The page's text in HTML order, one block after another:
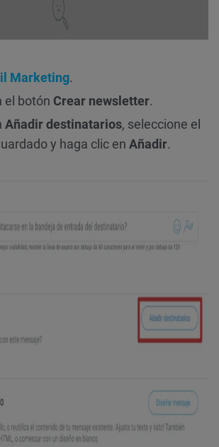
Marketing.
el botón Crear newsletter.
Añadir destinatarios, seleccione el
y haga clic en Añadir.